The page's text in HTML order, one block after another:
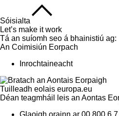
Sóisialta
Let’s make it work
Tá an suíomh seo á bhainistiú ag:
An Coimisiún Eorpach
Inrochtaineacht
Tuilleadh eolais europa.eu
Déan teagmháil leis an Aontas
Glaoigh orainn ar 00 800 6